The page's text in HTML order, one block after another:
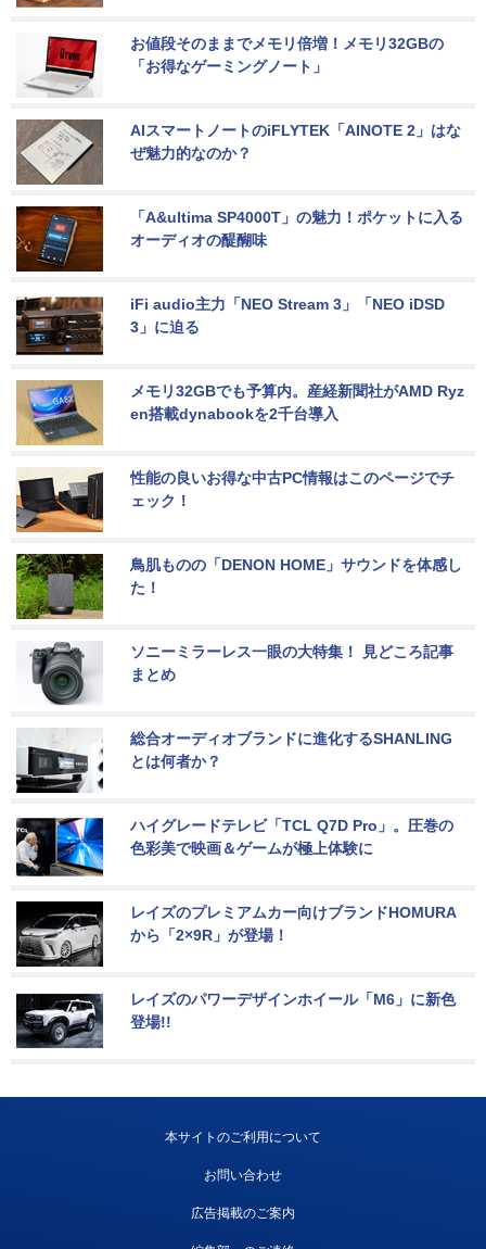
お値段そのままでメモリ倍増！メモリ32GBの
「お得なゲーミングノート」
AIスマートノートのiFLYTEK「AINOTE 2」はな
ぜ魅力的なのか？
「A&ultima SP4000T」の魅力！ポケットに入る
オーディオの醍醐味
iFi audio主力「NEO Stream 3」「NEO iDSD
3」に迫る
メモリ32GBでも予算内。産経新聞社がAMD Ryz
en搭載dynabookを2千台導入
性能の良いお得な中古PC情報はこのページでチ
ェック！
鳥肌ものの「DENON HOME」サウンドを体感し
た！
ソニーミラーレス一眼の大特集！ 見どころ記事
まとめ
総合オーディオブランドに進化するSHANLING
とは何者か？
ハイグレードテレビ「TCL Q7D Pro」。圧巻の
色彩美で映画＆ゲームが極上体験に
レイズのプレミアムカー向けブランドHOMURA
から「2×9R」が登場！
レイズのパワーデザインホイール「M6」に新色
登場!!
本サイトのご利用について
お問い合わせ
広告掲載のご案内